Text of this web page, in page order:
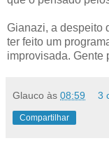
Gianazi, a despeito
ter feito um
improvisada. Gente
Glauco às 08:59 3
Compartilhar